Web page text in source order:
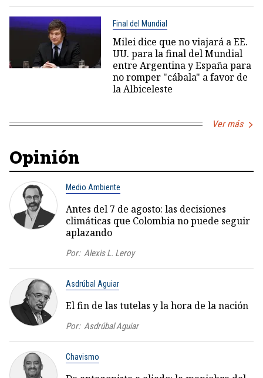
Final del Mundial
Milei dice que no viajará a EE.
UU. para la final del Mundial
entre Argentina y España para
no romper "cábala" a favor de
la Albiceleste
Ver más
Opinión
Medio Ambiente
Antes del 7 de agosto: las decisiones
climáticas que Colombia no puede seguir
aplazando
Por: Alexis L. Leroy
Asdrúbal Aguiar
El fin de las tutelas y la hora de la nación
Por: Asdrúbal Aguiar
Chavismo